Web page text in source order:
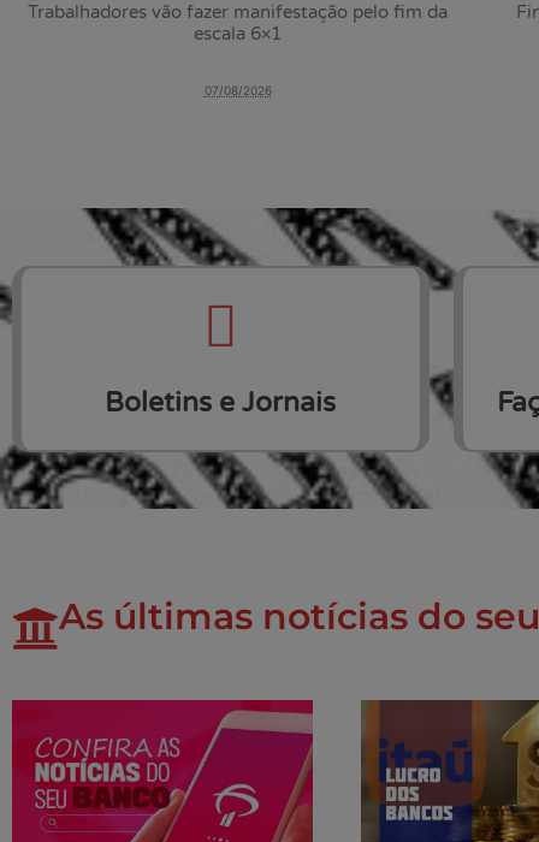
Trabalhadores vão fazer manifestação pelo fim da
escala 6×1
07/08/2026
Boletins e Jornais
As últimas notícias do